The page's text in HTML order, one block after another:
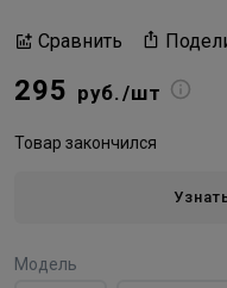
Сравнить
295 руб./шт
Товар закончился
Модель